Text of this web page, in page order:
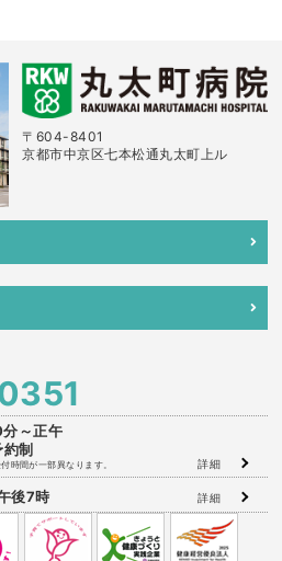
〒604-8401
京都市中京区七本松通丸太町上ル
～正午
制
時間が一部異なります。 詳細
後7時 詳細